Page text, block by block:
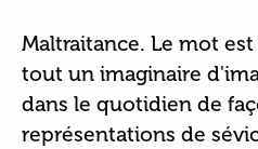
Maltraitance. Le mot
tout un imaginaire
dans le quotidien de
représentations de